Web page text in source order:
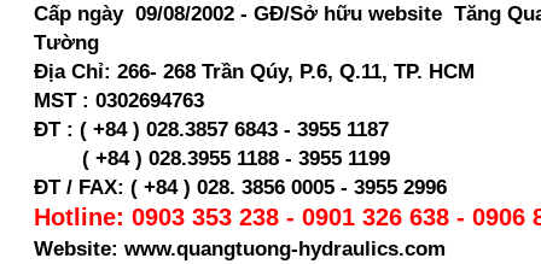
Cấp ngày 09/08/2002 - GĐ/Sở hữu website Tăng
Tường
Địa Chỉ: 266- 268 Trần Qúy, P.6, Q.11, TP. HCM
MST : 0302694763
ĐT : ( +84 ) 028.3857 6843 - 3955 1187
( +84 ) 028.3955 1188 - 3955 1199
ĐT / FAX: ( +84 ) 028. 3856 0005 - 3955 2996
Hotline: 0903 353 238 - 0901 326 638 - 0906
Website: www.quangtuong-hydraulics.com